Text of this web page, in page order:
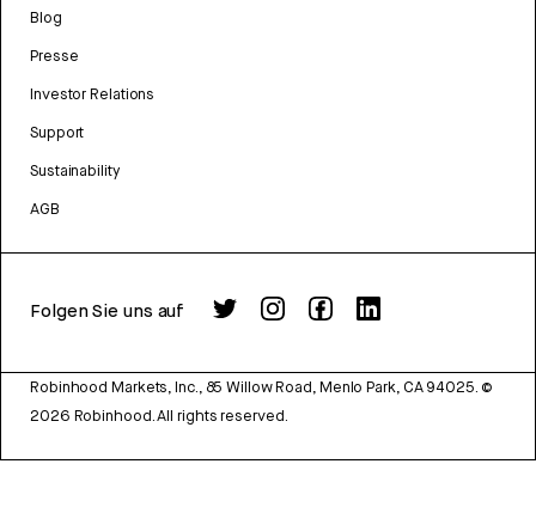
Blog
Presse
Investor Relations
Support
Sustainability
AGB
Folgen Sie uns auf
Robinhood Markets, Inc., 85 Willow Road, Menlo Park, CA 94025. ©
2026 Robinhood. All rights reserved.